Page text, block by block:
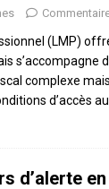
(LMP)
s’accompagne
complexe mais
d’accès
d’alerte en